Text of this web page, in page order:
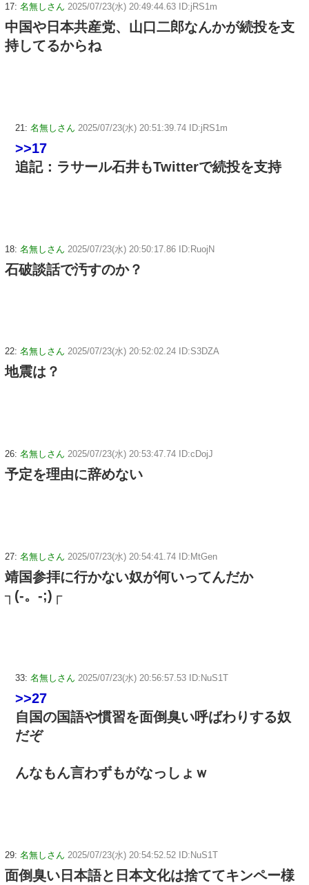
17: 名無しさん 2025/07/23(水) 20:49:44.63 ID:jRS1m
中国や日本共産党、山口二郎なんかが続投を支
持してるからね
21: 名無しさん 2025/07/23(水) 20:51:39.74 ID:jRS1m
>>17
追記：ラサール石井もTwitterで続投を支持
18: 名無しさん 2025/07/23(水) 20:50:17.86 ID:RuojN
石破談話で汚すのか？
22: 名無しさん 2025/07/23(水) 20:52:02.24 ID:S3DZA
地震は？
26: 名無しさん 2025/07/23(水) 20:53:47.74 ID:cDojJ
予定を理由に辞めない
27: 名無しさん 2025/07/23(水) 20:54:41.74 ID:MtGen
靖国参拝に行かない奴が何いってんだか
┐(-。-;)┌
33: 名無しさん 2025/07/23(水) 20:56:57.53 ID:NuS1T
>>27
自国の国語や慣習を面倒臭い呼ばわりする奴
だぞ
んなもん言わずもがなっしょｗ
29: 名無しさん 2025/07/23(水) 20:54:52.52 ID:NuS1T
面倒臭い日本語と日本文化は捨ててキンペー様